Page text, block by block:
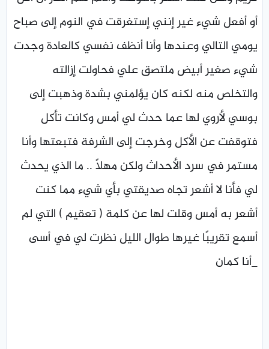
أو أفعل شيء غير إنني إستغرقت في النوم إلى صباح
يومي التالي وعندها وأنا أنظف نفسي كالعادة وجدت
شيء صغير أبيض ملتصق علي فحاولت إزالته
والتخلص منه لكنه كان يؤلمني بشدة وذهبت إلى
بوسي لأروي لها عما حدث لي أمس وكانت تأكل
فتوقفت عن الأكل وخرجت إلى الشرفة فتبعتها وأنا
مستمر في سرد الأحداث ولكن مهلًا .. ما الذي يحدث
لي فأنا لا أشعر تجاه صديقتي بأي شيء مما كنت
أشعر به أمس وقلت لها عن كلمة ( تعقيم ) التي لم
أسمع تقريبًا غيرها طوال الليل نظرت لي في أسى
_أنا كمان